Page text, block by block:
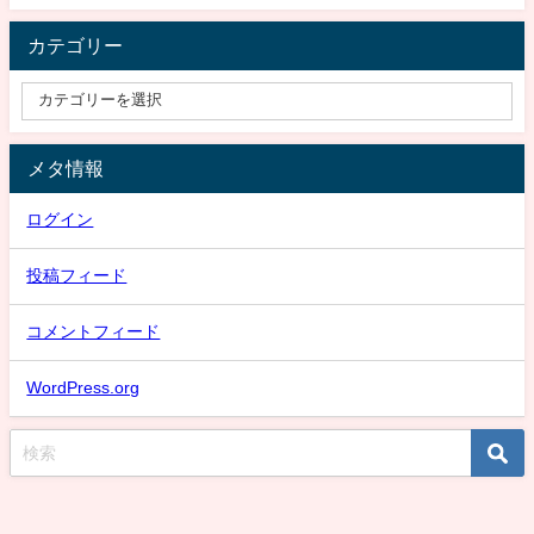
カテゴリー
メタ情報
ログイン
投稿フィード
コメントフィード
WordPress.org